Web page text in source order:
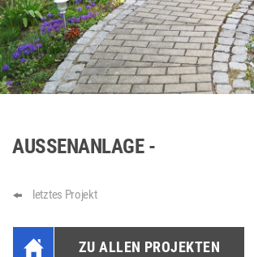
AUSSENANLAGE -
letztes Projekt
ZU ALLEN PROJEKTEN